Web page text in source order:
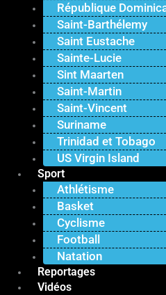
République
Saint-Barthélemy
Saint Eustache
Sainte-Lucie
Sint Maarten
Saint-Martin
Saint-Vincent
Suriname
Trinidad et Tobago
US Virgin Island
Sport
Athlétisme
Basket
Cyclisme
Football
Natation
Reportages
Vidéos